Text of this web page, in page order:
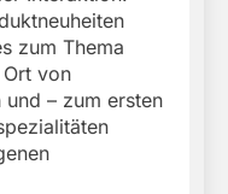
zum Thema
von
– zum ersten